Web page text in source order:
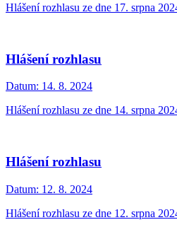
Hlášení rozhlasu ze dne 17. srpna
Hlášení rozhlasu
Datum: 14. 8. 2024
Hlášení rozhlasu ze dne 14. srpna
Hlášení rozhlasu
Datum: 12. 8. 2024
Hlášení rozhlasu ze dne 12. srpna